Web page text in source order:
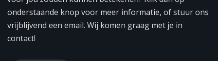
onderstaande knop voor meer informatie, of stuur ons
vrijblijvend een email. Wij komen graag met je in
contact!